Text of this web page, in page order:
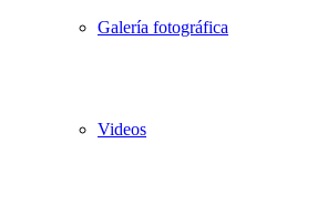
Galería fotográfica
Videos